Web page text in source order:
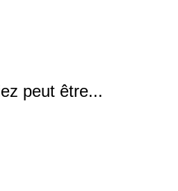
peut être...